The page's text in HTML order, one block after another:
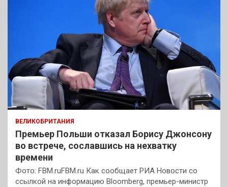
ВЕЛИКОБРИТАНИЯ
Премьер Польши отказал Борису Джонсону
во встрече, сославшись на нехватку
времени
Фото: FBM.ruFBM.ru Как сообщает РИА Новости со
ссылкой на информацию Bloomberg, премьер-министр